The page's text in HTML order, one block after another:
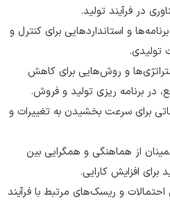
در فرآیند تولید.
و استانداردهایی برای کنترل و
و روش‌هایی برای کاهش
در برنامه ‌ریزی تولید و فروش.
برای سرعت بخشیدن به تغییرات و
از هماهنگی و همگرایی بین
برای افزایش کارایی.
و ریسک‌های مرتبط با فرآیند